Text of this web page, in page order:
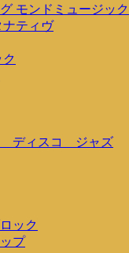
モンドミュージック
ナティヴ
ディスコ ジャズ
ック
プ